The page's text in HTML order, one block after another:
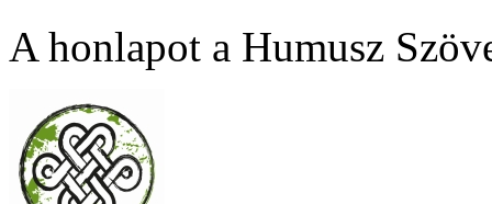
A honlapot a Humusz